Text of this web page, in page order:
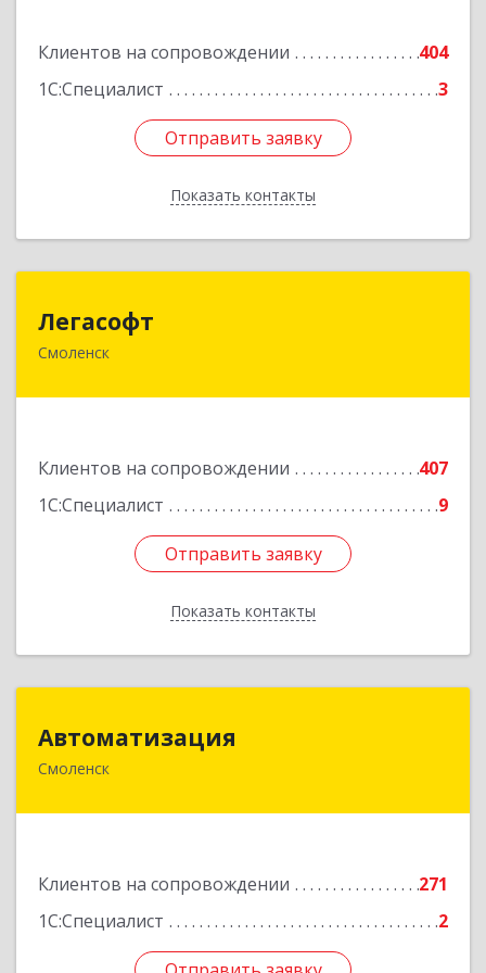
Клиентов на сопровождении
404
1С:Специалист
3
Отправить заявку
Показать контакты
Отправить заявку
Назад
Легасофт
Смоленск
Клиентов на сопровождении
407
1С:Специалист
9
Отправить заявку
Показать контакты
214018, Смоленская обл, Смоленск г, Ново-
Отправить заявку
Назад
Автоматизация
Смоленск
Клиентов на сопровождении
271
1С:Специалист
2
214019, Смоленская обл, Смоленск г, Марии